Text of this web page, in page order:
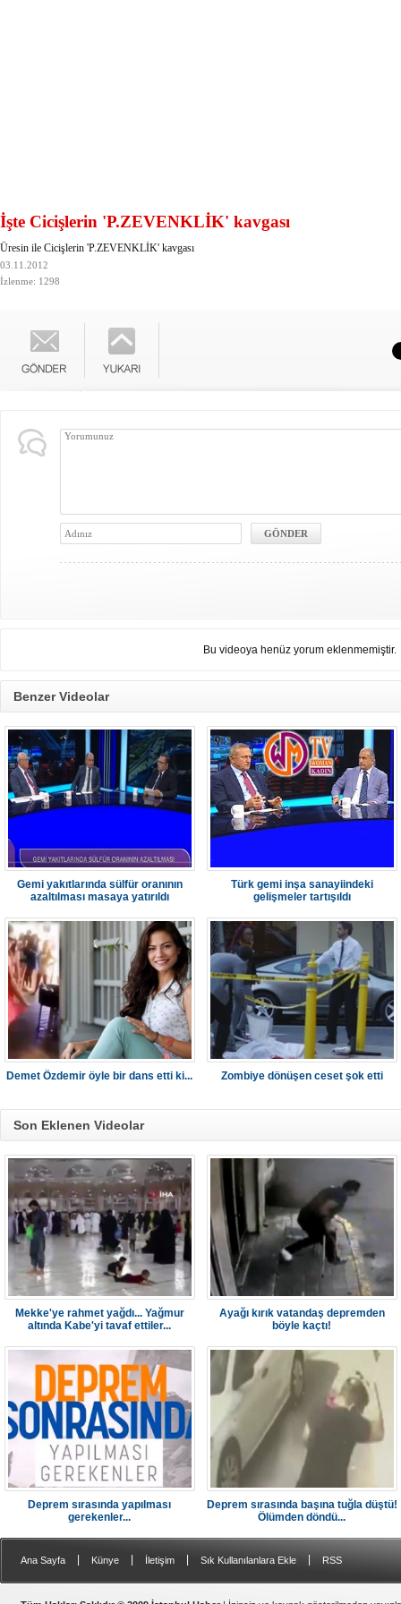
İşte Cicişlerin 'P.ZEVENKLİK' kavgası
Üresin ile Cicişlerin 'P.ZEVENKLİK' kavgası
03.11.2012
İzlenme: 1298
Bu videoya henüz yorum eklenmemiştir.
Benzer Videolar
Gemi yakıtlarında sülfür oranının
azaltılması masaya yatırıldı
Türk gemi inşa sanayiindeki
gelişmeler tartışıldı
Demet Özdemir öyle bir dans etti ki... Zombiye dönüşen ceset şok etti
Son Eklenen Videolar
Mekke'ye rahmet yağdı... Yağmur
altında Kabe'yi tavaf ettiler...
Ayağı kırık vatandaş depremden
böyle kaçtı!
Deprem sırasında yapılması
gerekenler...
Deprem sırasında başına tuğla düştü!
Ölümden döndü...
Ana Sayfa Künye İletişim Sık Kullanılanlara Ekle RSS